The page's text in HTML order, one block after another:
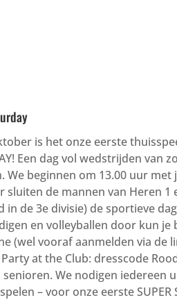
is het onze eerste
Een dag vol wedstrijden van
We beginnen om 13.00 uur
sluiten de mannen van Heren 1
in de 3e divisie) de sportieve
en volleyballen door kun je
(wel vooraf aanmelden via de
at the Club: dresscode
senioren. We nodigen iedereen
– voor onze eerste SUPER